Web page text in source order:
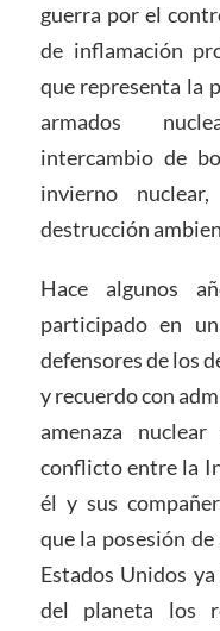
guerra por el
de inflamación
que representa la
armados
intercambio de
invierno
destrucción
Hace algunos
participado en
defensores de los
y recuerdo con
amenaza
conflicto entre la
él y sus
que la posesión
Estados Unidos
del planeta los